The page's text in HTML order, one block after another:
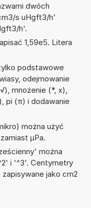
dwóch
s uHgft3/h'
h'.
1,59e5. Litera
podstawowe
odejmowanie
mnożenie (*, x),
pi (π) i dodawanie
można użyć
µPa.
można
i '^3'. Centymetry
jako cm2